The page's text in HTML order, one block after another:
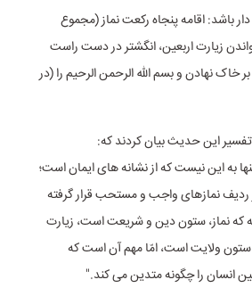
باشد: اقامه پنجاه رکعت نماز (مجموع
زیارت اربعین، انگشتر در دست راست
خاک نهادن و بسم الله الرحمن الرحیم را (در
این حدیث بیان کردند که:
به این نیست که از نشانه های ایمان است؛
ردیف نمازهای واجب و مستحب قرار گرفته
که نماز، ستون دین و شریعت است، زیارت
ستون ولایت است، امّا مهم آن است که
انسان را چگونه متدین می کند."